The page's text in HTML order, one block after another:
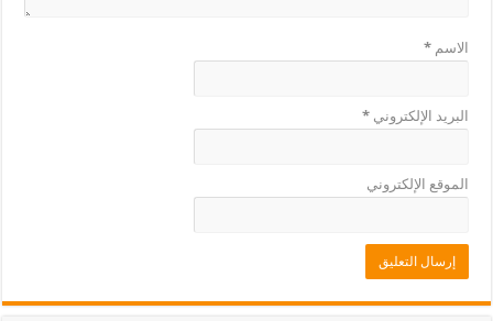
الاسم*
البريد الإلكتروني*
الموقع الإلكتروني